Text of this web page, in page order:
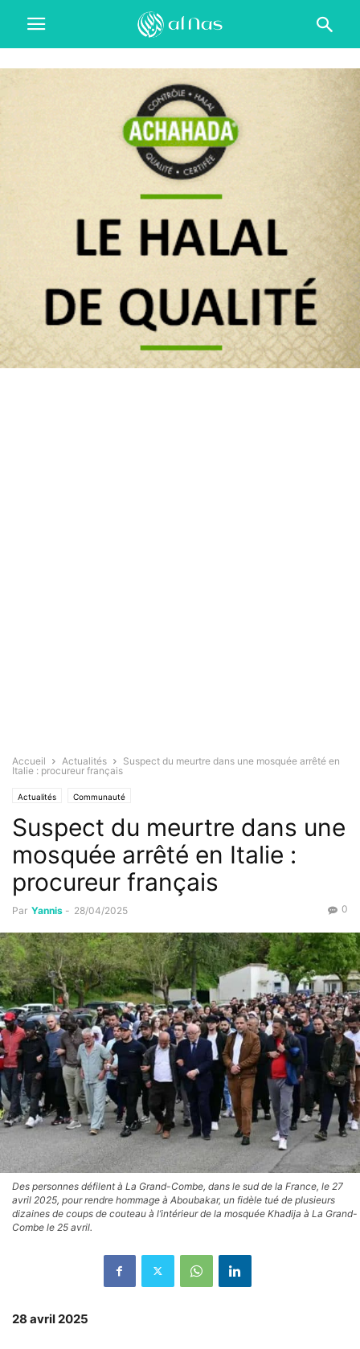
Accueil Actualités
Suspect du meurtre dans une mosquée arrêté en
Italie : procureur français
Actualités Communauté
Suspect du meurtre dans une
mosquée arrêté en Italie :
procureur français
Par Yannis - 28/04/2025 0
Des personnes défilent à La Grand-Combe, dans le sud de la France, le 27
avril 2025, pour rendre hommage à Aboubakar, un fidèle tué de plusieurs
dizaines de coups de couteau à l’intérieur de la mosquée Khadija à La Grand-
Combe le 25 avril.
28 avril 2025